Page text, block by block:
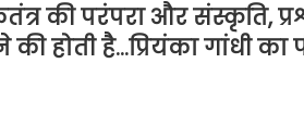
की परंपरा और संस्कृति,
होती है…प्रियंका गांधी का